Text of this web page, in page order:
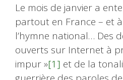
Le mois de janvier a
partout en France – et
l’hymne national… Des
ouverts sur Internet à
impur »[1] et de la